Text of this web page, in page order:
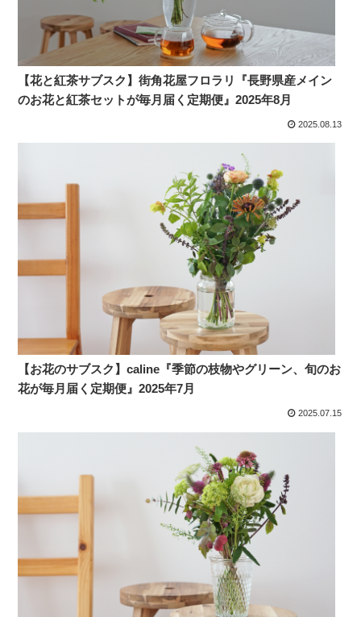
【花と紅茶サブスク】街角花屋フロラリ『長野県産メイン
のお花と紅茶セットが毎月届く定期便』2025年8月
2025.08.13
【お花のサブスク】caline『季節の枝物やグリーン、旬のお
花が毎月届く定期便』2025年7月
2025.07.15